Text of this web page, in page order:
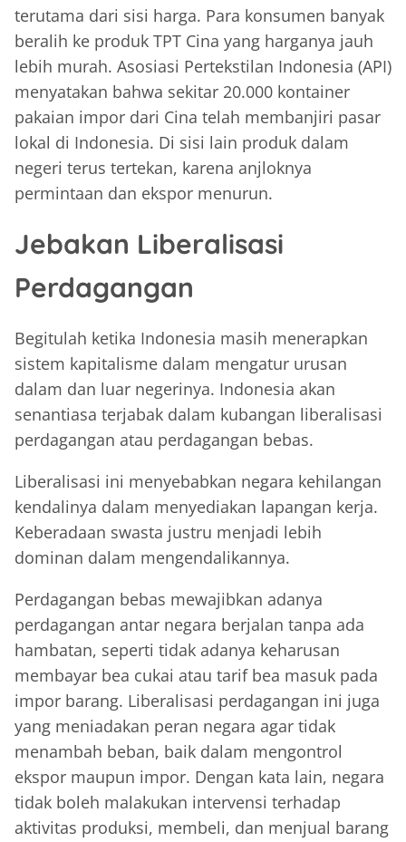
terutama dari sisi harga. Para konsumen banyak
beralih ke produk TPT Cina yang harganya jauh
lebih murah. Asosiasi Pertekstilan Indonesia (API)
menyatakan bahwa sekitar 20.000 kontainer
pakaian impor dari Cina telah membanjiri pasar
lokal di Indonesia. Di sisi lain produk dalam
negeri terus tertekan, karena anjloknya
permintaan dan ekspor menurun.
Jebakan Liberalisasi
Perdagangan
Begitulah ketika Indonesia masih menerapkan
sistem kapitalisme dalam mengatur urusan
dalam dan luar negerinya. Indonesia akan
senantiasa terjabak dalam kubangan liberalisasi
perdagangan atau perdagangan bebas.
Liberalisasi ini menyebabkan negara kehilangan
kendalinya dalam menyediakan lapangan kerja.
Keberadaan swasta justru menjadi lebih
dominan dalam mengendalikannya.
Perdagangan bebas mewajibkan adanya
perdagangan antar negara berjalan tanpa ada
hambatan, seperti tidak adanya keharusan
membayar bea cukai atau tarif bea masuk pada
impor barang. Liberalisasi perdagangan ini juga
yang meniadakan peran negara agar tidak
menambah beban, baik dalam mengontrol
ekspor maupun impor. Dengan kata lain, negara
tidak boleh malakukan intervensi terhadap
aktivitas produksi, membeli, dan menjual barang